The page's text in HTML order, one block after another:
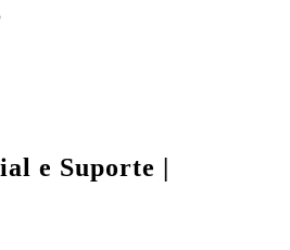
e Suporte |